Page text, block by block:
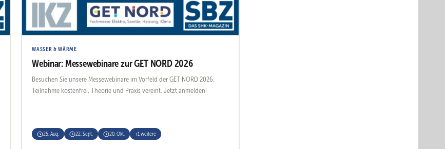
WASSER & WÄRME
Webinar: Messewebinare zur GET NORD 2026
Besuchen Sie unsere Messewebinare im Vorfeld der GET NORD 2026.
Teilnahme kostenfrei, Theorie und Praxis vereint. Jetzt anmelden!
25. Aug. 22. Sept. 20. Okt. +1 weitere